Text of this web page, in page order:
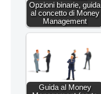
Opzioni binarie, guida
al concetto di Money
Management
Guida al Money